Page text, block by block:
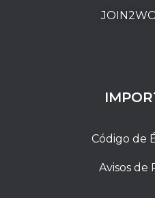
Código de
Avisos de